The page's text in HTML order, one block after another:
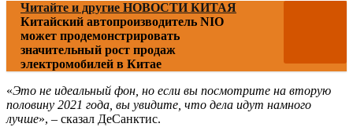
Читайте и другие НОВОСТИ КИТАЯ
Китайский автопроизводитель NIO
может продемонстрировать
значительный рост продаж
электромобилей в Китае
«Это не идеальный фон, но если вы посмотрите на вторую
половину 2021 года, вы увидите, что дела идут намного
лучше», – сказал ДеСанктис.